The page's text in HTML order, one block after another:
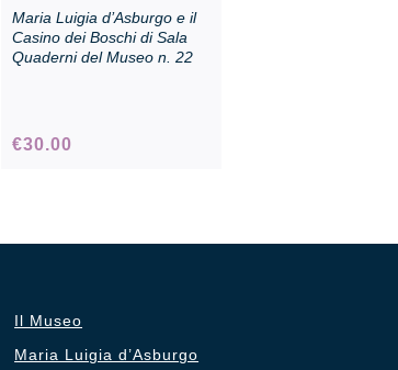
Maria Luigia d’Asburgo e il
Casino dei Boschi di Sala
Quaderni del Museo n. 22
€30.00
Il Museo
Maria Luigia d’Asburgo